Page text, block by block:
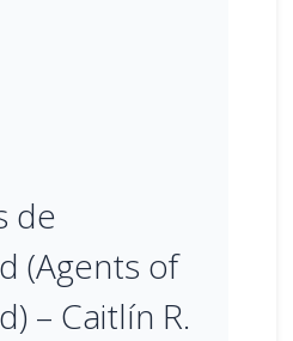
de
(Agents of
– Caitlín R.